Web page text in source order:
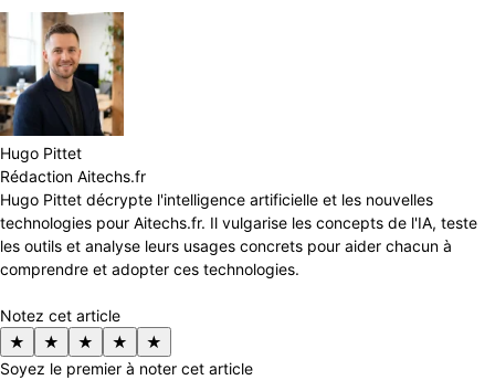
Hugo Pittet
Rédaction Aitechs.fr
Hugo Pittet décrypte l'intelligence artificielle et les nouvelles
technologies pour Aitechs.fr. Il vulgarise les concepts de l'IA, teste
les outils et analyse leurs usages concrets pour aider chacun à
comprendre et adopter ces technologies.
Notez cet article
★
★ ★ ★
★
Soyez le premier à noter cet article